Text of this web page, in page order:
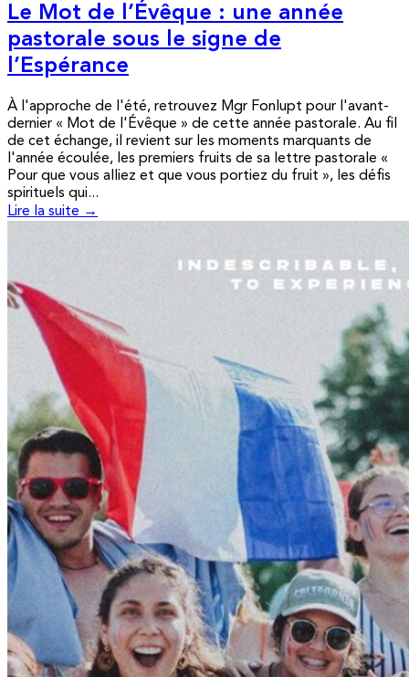
Le Mot de l’Évêque : une année
pastorale sous le signe de
l’Espérance
À l'approche de l'été, retrouvez Mgr Fonlupt pour l'avant-
dernier « Mot de l'Évêque » de cette année pastorale. Au fil
de cet échange, il revient sur les moments marquants de
l'année écoulée, les premiers fruits de sa lettre pastorale «
Pour que vous alliez et que vous portiez du fruit », les défis
spirituels qui...
Lire la suite →